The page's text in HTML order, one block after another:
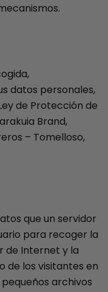
datos personales,
de Protección de
Brand,
– Tomelloso,
que un servidor
para recoger la
de Internet y la
los visitantes en
archivos